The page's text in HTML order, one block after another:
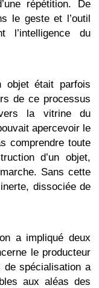
répétition. De
le geste et l’outil
l’intelligence du
objet était parfois
de ce processus
la vitrine du
apercevoir le
comprendre toute
d’un objet,
Sans cette
dissociée de
a impliqué deux
le producteur
de spécialisation a
aux aléas des